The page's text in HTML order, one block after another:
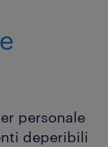
personale
deperibili